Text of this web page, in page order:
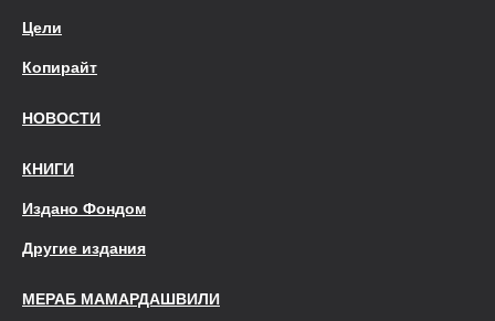
Цели
Копирайт
НОВОСТИ
КНИГИ
Издано Фондом
Другие издания
МЕРАБ МАМАРДАШВИЛИ